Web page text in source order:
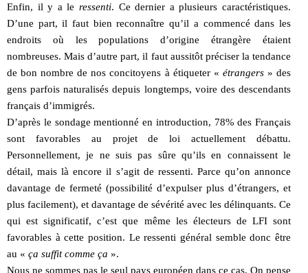
Enfin, il y a le ressenti. Ce dernier a plusieurs caractéristiques.
D’une part, il faut bien reconnaître qu’il a commencé dans les
endroits où les populations d’origine étrangère étaient
nombreuses. Mais d’autre part, il faut aussitôt préciser la tendance
de bon nombre de nos concitoyens à étiqueter « étrangers» des
gens parfois naturalisés depuis longtemps, voire des descendants
français d’immigrés.
D’après le sondage mentionné en introduction, 78% des Français
sont favorables au projet de loi actuellement débattu.
Personnellement, je ne suis pas sûre qu’ils en connaissent le
détail, mais là encore il s’agit de ressenti. Parce qu’on annonce
davantage de fermeté (possibilité d’expulser plus d’étrangers, et
plus facilement), et davantage de sévérité avec les délinquants. Ce
qui est significatif, c’est que même les électeurs de LFI sont
favorables à cette position. Le ressenti général semble donc être
au « ça suffit comme ça ».
Nous ne sommes pas le seul pays européen dans ce cas. On pense